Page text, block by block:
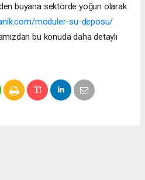
buyana sektörde yoğun olarak
moduler-su-deposu/
bu konuda daha detaylı